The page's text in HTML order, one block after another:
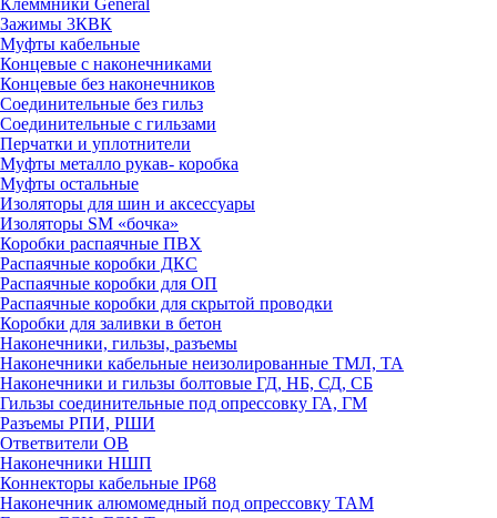
Клеммники General
Зажимы 3КВК
Муфты кабельные
Концевые с наконечниками
Концевые без наконечников
Соединительные без гильз
Соединительные с гильзами
Перчатки и уплотнители
Муфты металло рукав- коробка
Муфты остальные
Изоляторы для шин и аксессуары
Изоляторы SM «бочка»
Коробки распаячные ПВХ
Распаячные коробки ДКС
Распаячные коробки для ОП
Распаячные коробки для скрытой проводки
Коробки для заливки в бетон
Наконечники, гильзы, разъемы
Наконечники кабельные неизолированные ТМЛ, ТА
Наконечники и гильзы болтовые ГД, НБ, СД, СБ
Гильзы соединительные под опрессовку ГА, ГМ
Разъемы РПИ, РШИ
Ответвители ОВ
Наконечники НШП
Коннекторы кабельные IP68
Наконечник алюмомедный под опрессовку ТАМ